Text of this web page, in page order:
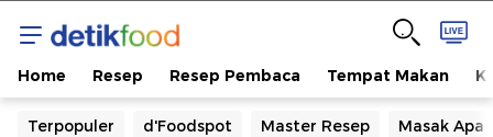
Home Resep Resep Pembaca Tempat Makan
Terpopuler d'Foodspot Master Resep Masak Apa